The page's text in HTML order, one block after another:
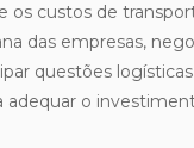
os custos de
das empresas,
questões
adequar o